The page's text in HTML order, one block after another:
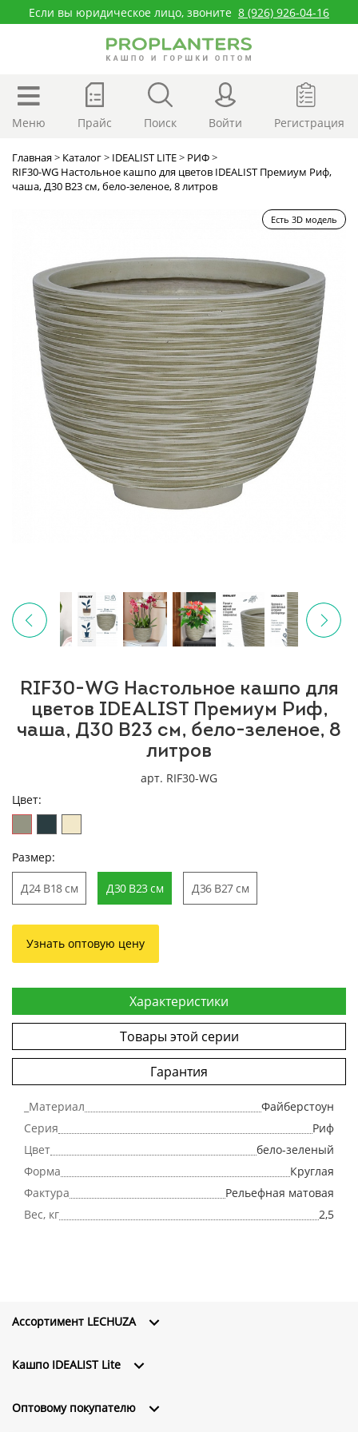
Если вы юридическое лицо, звоните 8 (926) 926-04-16
Меню Прайс Поиск Войти Регистрация
Главная> Каталог> IDEALIST LITE> РИФ>
RIF30-WG Настольное кашпо для цветов IDEALIST Премиум Риф,
чаша, Д30 В23 см, бело-зеленое, 8 литров
Есть 3D модель
RIF30-WG Настольное кашпо для
цветов IDEALIST Премиум Риф,
чаша, Д30 В23 см, бело-зеленое, 8
литров
арт. RIF30-WG
Цвет:
Размер:
Д24 В18 см Д30 В23 см Д36 В27 см
Узнать оптовую цену
Характеристики
Товары этой серии
Гарантия
_Материал
Файберстоун
Серия
Риф
Цвет
бело-зеленый
Форма
Круглая
Фактура
Рельефная матовая
Вес, кг
2,5
Ассортимент LECHUZA
Кашпо IDEALIST Lite
Оптовому покупателю